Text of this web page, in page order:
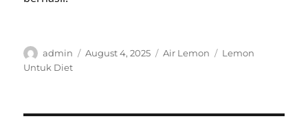
Author
admin
Posted
August 4, 2025 Categories
Air Lemon Tags
Lemon
Untuk Diet